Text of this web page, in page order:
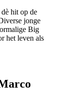
hit op de
jonge
Big
het leven als